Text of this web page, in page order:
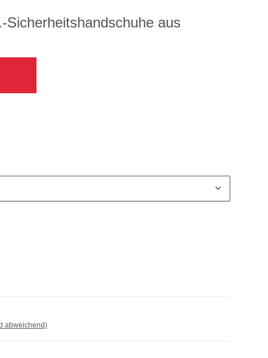
Sicherheitshandschuhe aus
abweichend)